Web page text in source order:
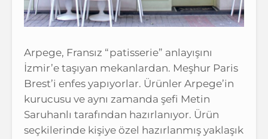
Arpege, Fransız “patisserie” anlayışını
İzmir’e taşıyan mekanlardan. Meşhur Paris
Brest’i enfes yapıyorlar. Ürünler Arpege’in
kurucusu ve aynı zamanda şefi Metin
Saruhanlı tarafından hazırlanıyor. Ürün
seçkilerinde kişiye özel hazırlanmış yaklaşık